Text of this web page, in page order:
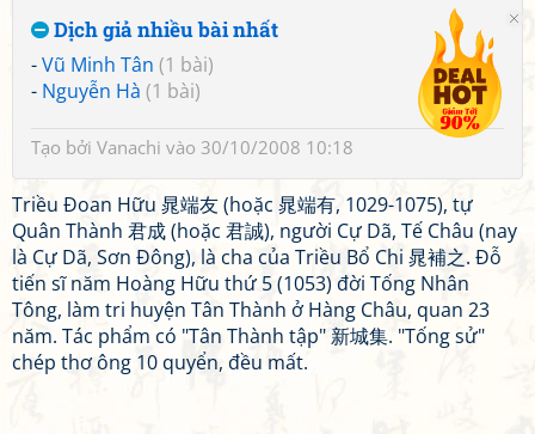
Dịch giả nhiều bài nhất
-Vũ Minh Tân (1 bài)
- Nguyễn Hà (1 bài)
Tạo bởi Vanachi vào 30/10/2008 10:18
Triều Đoan Hữu 晁端友 (hoặc 晁端有, 1029-1075), tự
Quân Thành 君成 (hoặc 君誠), người Cự Dã, Tế Châu (nay
là Cự Dã, Sơn Đông), là cha của Triều Bổ Chi 晁補之. Đỗ
tiến sĩ năm Hoàng Hữu thứ 5 (1053) đời Tống Nhân
Tông, làm tri huyện Tân Thành ở Hàng Châu, quan 23
năm. Tác phẩm có "Tân Thành tập" 新城集. "Tống sử"
chép thơ ông 10 quyển, đều mất.